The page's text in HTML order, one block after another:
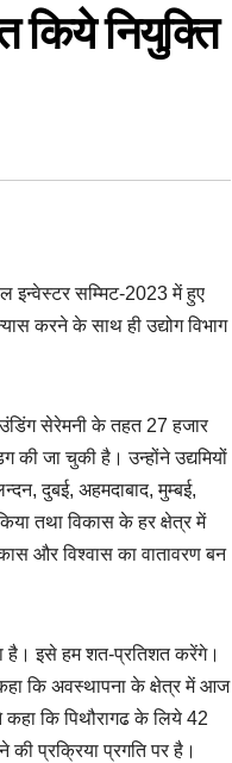
किये नियुक्ति
इन्वेस्टर सम्मिट-2023 में हुए
करने के साथ ही उद्योग विभाग
सेरेमनी के तहत 27 हजार
की जा चुकी है। उन्होंने उद्यमियों
दुबई, अहमदाबाद, मुम्बई,
तथा विकास के हर क्षेत्र में
और विश्वास का वातावरण बन
है। इसे हम शत-प्रतिशत करेंगे।
कि अवस्थापना के क्षेत्र में आज
कहा कि पिथौरागढ के लिये 42
प्रक्रिया प्रगति पर है।